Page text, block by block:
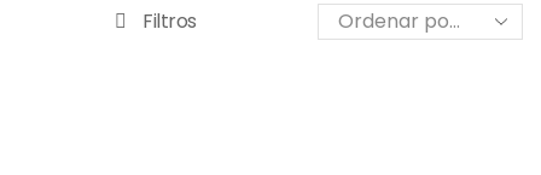
Filtros